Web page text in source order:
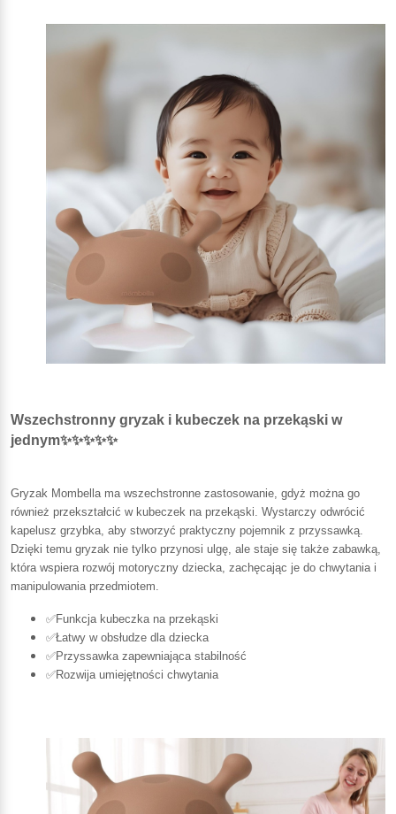
Wszechstronny gryzak i kubeczek na przekąski w
jednym✨✨✨✨✨
Gryzak Mombella ma wszechstronne zastosowanie, gdyż można go
również przekształcić w kubeczek na przekąski. Wystarczy odwrócić
kapelusz grzybka, aby stworzyć praktyczny pojemnik z przyssawką.
Dzięki temu gryzak nie tylko przynosi ulgę, ale staje się także zabawką,
która wspiera rozwój motoryczny dziecka, zachęcając je do chwytania i
manipulowania przedmiotem.
✅Funkcja kubeczka na przekąski
✅Łatwy w obsłudze dla dziecka
✅Przyssawka zapewniająca stabilność
✅Rozwija umiejętności chwytania